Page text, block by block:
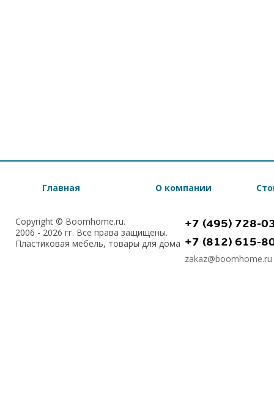
Главная О компании
Copyright © Boomhome.ru.
2006 - 2026 гг. Все права защищены.
Пластиковая мебель, товары для дома
+7 (495) 728-
+7 (812) 615-
zakaz@boomhome.ru